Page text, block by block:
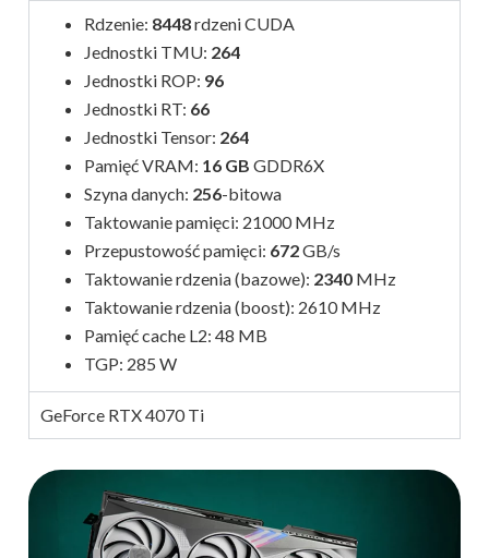
Rdzenie: 8448rdzeni CUDA
Jednostki TMU: 264
Jednostki ROP: 96
Jednostki RT: 66
Jednostki Tensor: 264
Pamięć VRAM: 16 GB GDDR6X
Szyna danych: 256-bitowa
Taktowanie pamięci: 21000 MHz
Przepustowość pamięci: 672GB/s
Taktowanie rdzenia (bazowe): 2340 MHz
Taktowanie rdzenia (boost): 2610 MHz
Pamięć cache L2: 48 MB
TGP: 285 W
GeForce RTX 4070 Ti